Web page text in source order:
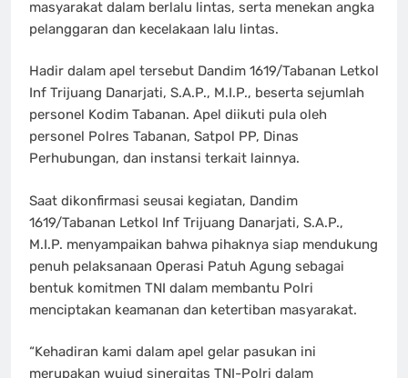
masyarakat dalam berlalu lintas, serta menekan angka
pelanggaran dan kecelakaan lalu lintas.
Hadir dalam apel tersebut Dandim 1619/Tabanan Letkol
Inf Trijuang Danarjati, S.A.P., M.I.P., beserta sejumlah
personel Kodim Tabanan. Apel diikuti pula oleh
personel Polres Tabanan, Satpol PP, Dinas
Perhubungan, dan instansi terkait lainnya.
Saat dikonfirmasi seusai kegiatan, Dandim
1619/Tabanan Letkol Inf Trijuang Danarjati, S.A.P.,
M.I.P. menyampaikan bahwa pihaknya siap mendukung
penuh pelaksanaan Operasi Patuh Agung sebagai
bentuk komitmen TNI dalam membantu Polri
menciptakan keamanan dan ketertiban masyarakat.
“Kehadiran kami dalam apel gelar pasukan ini
merupakan wujud sinergitas TNI-Polri dalam